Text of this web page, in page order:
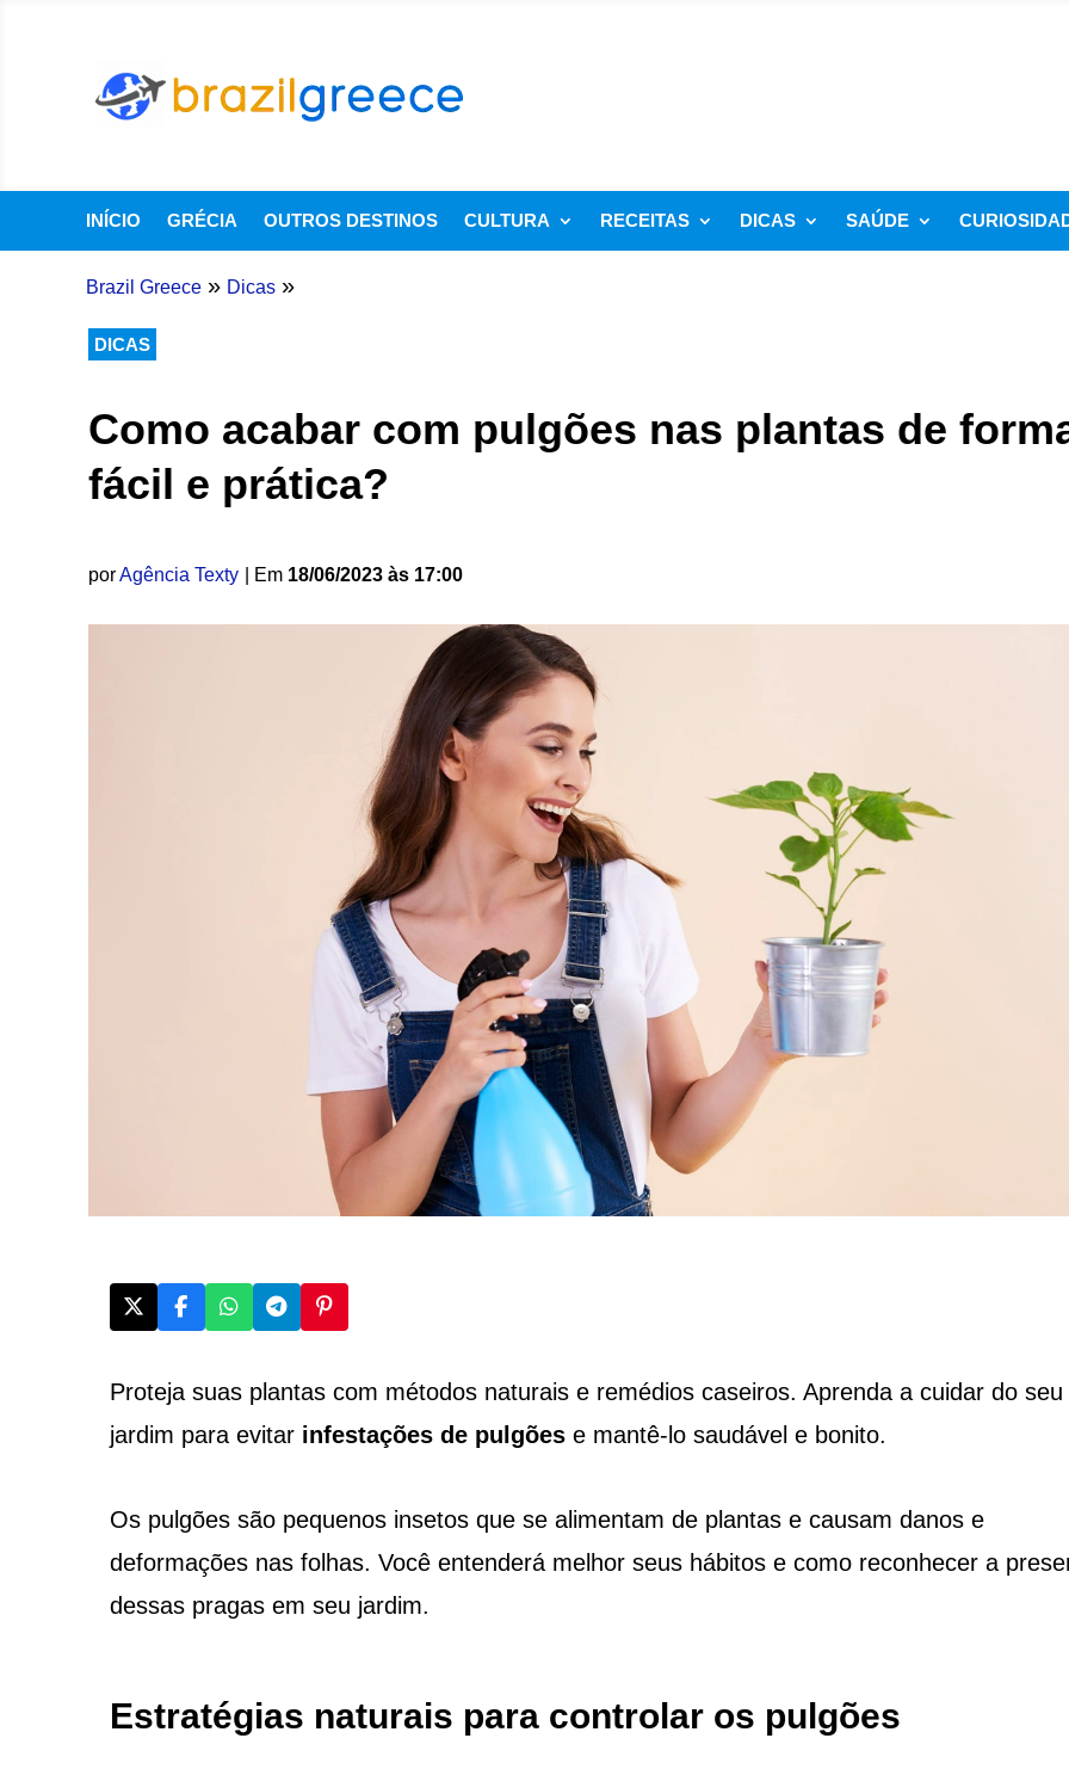
INÍCIO GRÉCIA OUTROS DESTINOS CULTURA RECEITAS DICAS SAÚDE
Brazil Greece » Dicas »
DICAS
Como acabar com pulgões nas plantas de
fácil e prática?
porAgência Texty | Em 18/06/2023 às 17:00
Proteja suas plantas com métodos naturais e remédios caseiros. Aprenda a cuidar do seu
jardim para evitar infestações de pulgõese mantê-lo saudável e bonito.
Os pulgões são pequenos insetos que se alimentam de plantas e causam danos e
deformações nas folhas. Você entenderá melhor seus hábitos e como reconhecer a
dessas pragas em seu jardim.
Estratégias naturais para controlar os pulgões